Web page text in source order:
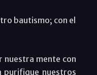
bautismo; con el
nuestra mente con
purifique nuestros